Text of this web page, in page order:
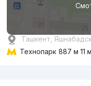
Ташкент,
Технопарк 887 м 11